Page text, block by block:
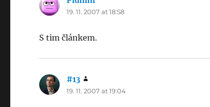
19. 11. 2007 at 18:58
S tim článkem.
#13
19. 11. 2007 at 19:04